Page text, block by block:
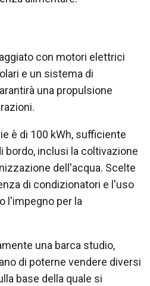
con motori elettrici
e un sistema di
una propulsione
è di 100 kWh, sufficiente
bordo, inclusi la coltivazione
dell'acqua. Scelte
di condizionatori e l'uso
l'impegno per la
una barca studio,
di poterne vendere diversi
base della quale si